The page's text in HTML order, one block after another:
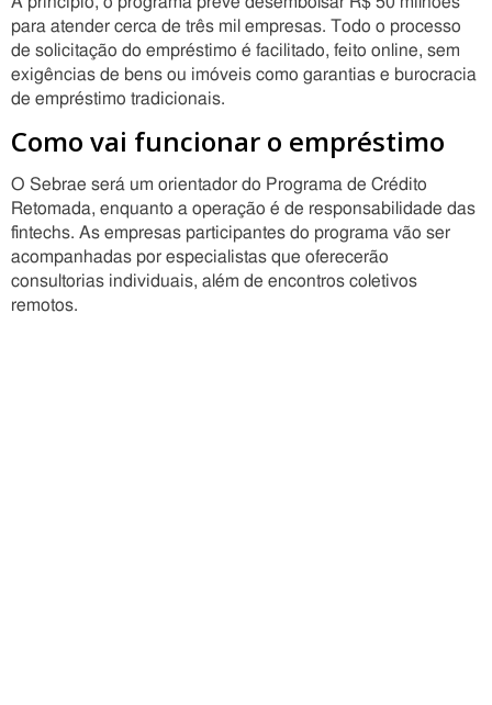
para atender cerca de três mil empresas. Todo o processo
de solicitação do empréstimo é facilitado, feito online, sem
exigências de bens ou imóveis como garantias e burocracia
de empréstimo tradicionais.
Como vai funcionar o empréstimo
O Sebrae será um orientador do Programa de Crédito
Retomada, enquanto a operação é de responsabilidade das
fintechs. As empresas participantes do programa vão ser
acompanhadas por especialistas que oferecerão
consultorias individuais, além de encontros coletivos
remotos.